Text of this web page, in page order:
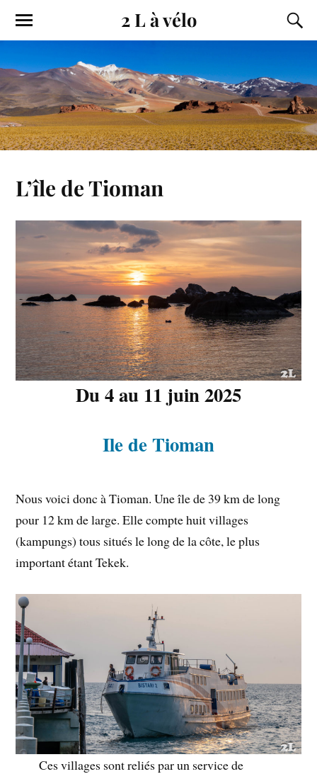
2 L à vélo
L’île de Tioman
Du 4 au 11 juin 2025
Ile de Tioman
Nous voici donc à Tioman. Une île de 39 km de long
pour 12 km de large. Elle compte huit villages
(kampungs) tous situés le long de la côte, le plus
important étant Tekek.
Ces villages sont reliés par un service de